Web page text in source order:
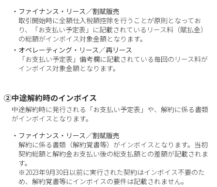
・ファイナンス・リース／割賦販売
取引開始時に全額仕入税額控除を行うことが原則となってお
り、「お支払い予定表」に記載されているリース料（賦払金）
の総額がインボイス対象金額となります。
・オペレーティング・リース／再リース
「お支払い予定表」備考欄に記載されている毎回のリース料が
インボイス対象金額となります。
②中途解約時のインボイス
中途解約時に発行される「お支払い予定表」や、解約に係る書類
がインボイスとなります。
・ファイナンス・リース／割賦販売
解約に係る書類（解約覚書等）がインボイスとなります。当初
契約総額と解約金お支払い後の総支払額との差額が記載されま
す。
※2023年9月30日以前に実行された契約はインボイス不要のた
め、解約覚書等にインボイスの要件は記載されません。